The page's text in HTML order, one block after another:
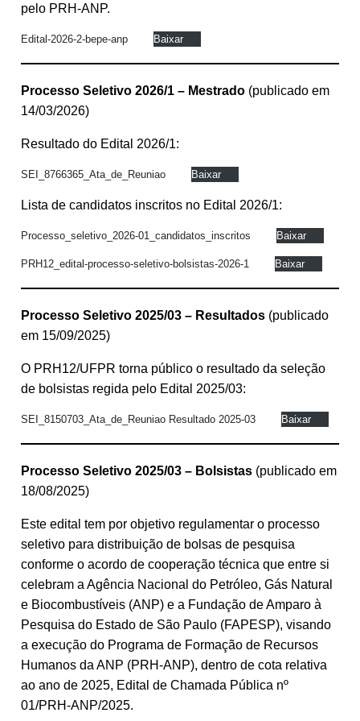
pelo PRH-ANP.
Edital-2026-2-bepe-anp Baixar
Processo Seletivo 2026/1 – Mestrado (publicado em
14/03/2026)
Resultado do Edital 2026/1:
SEI_8766365_Ata_de_Reuniao Baixar
Lista de candidatos inscritos no Edital 2026/1:
Processo_seletivo_2026-01_candidatos_inscritos Baixar
PRH12_edital-processo-seletivo-bolsistas-2026-1 Baixar
Processo Seletivo 2025/03 – Resultados (publicado
em 15/09/2025)
O PRH12/UFPR torna público o resultado da seleção
de bolsistas regida pelo Edital 2025/03:
SEI_8150703_Ata_de_Reuniao Resultado 2025-03 Baixar
Processo Seletivo 2025/03 – Bolsistas (publicado em
18/08/2025)
Este edital tem por objetivo regulamentar o processo
seletivo para distribuição de bolsas de pesquisa
conforme o acordo de cooperação técnica que entre si
celebram a Agência Nacional do Petróleo, Gás Natural
e Biocombustíveis (ANP) e a Fundação de Amparo à
Pesquisa do Estado de São Paulo (FAPESP), visando
a execução do Programa de Formação de Recursos
Humanos da ANP (PRH-ANP), dentro de cota relativa
ao ano de 2025, Edital de Chamada Pública nº
01/PRH-ANP/2025.